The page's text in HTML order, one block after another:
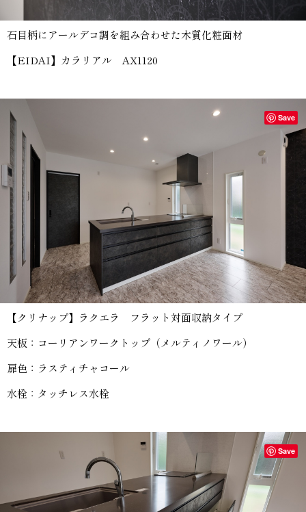
石目柄にアールデコ調を組み合わせた木質化粧面材
【EIDAI】カラリアル AX1120
【クリナップ】ラクエラ フラット対面収納タイプ
天板：コーリアンワークトップ（メルティノワール）
扉色：ラスティチャコール
水栓：タッチレス水栓
Save
Save